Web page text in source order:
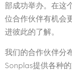
部成功举办。在这
位合作伙伴有机会
进彼此的了解。
我们的合作伙伴分
Sonplas提供各种